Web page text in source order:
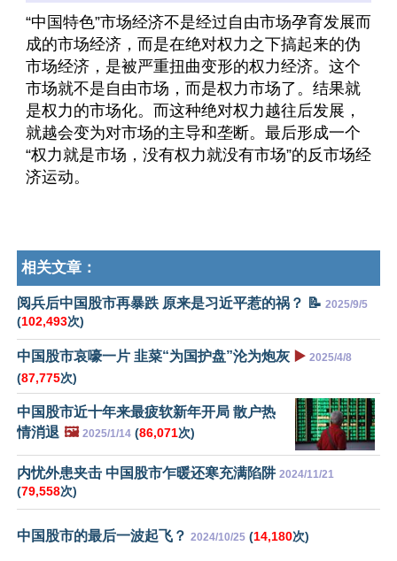
“中国特色”市场经济不是经过自由市场孕育发展而
成的市场经济，而是在绝对权力之下搞起来的伪
市场经济，是被严重扭曲变形的权力经济。这个
市场就不是自由市场，而是权力市场了。结果就
是权力的市场化。而这种绝对权力越往后发展，
就越会变为对市场的主导和垄断。最后形成一个
“权力就是市场，没有权力就没有市场”的反市场经
济运动。
相关文章：
阅兵后中国股市再暴跌 原来是习近平惹的祸？ 📝 2025/9/5
(102,493次)
中国股市哀嚎一片 韭菜“为国护盘”沦为炮灰 ▶️ 2025/4/8
(87,775次)
中国股市近十年来最疲软新年开局 散户热
情消退 🖼️ 2025/1/14 (86,071次)
内忧外患夹击 中国股市乍暖还寒充满陷阱 2024/11/21
(79,558次)
中国股市的最后一波起飞？ 2024/10/25 (14,180次)